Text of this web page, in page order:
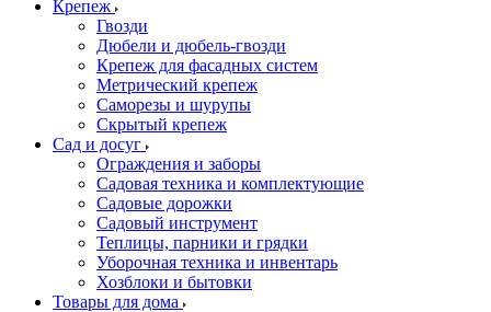
Крепеж
Гвозди
Дюбели и дюбель-гвозди
Крепеж для фасадных систем
Метрический крепеж
Саморезы и шурупы
Скрытый крепеж
Сад и досуг
Ограждения и заборы
Садовая техника и комплектующие
Садовые дорожки
Садовый инструмент
Теплицы, парники и грядки
Уборочная техника и инвентарь
Хозблоки и бытовки
Товары для дома